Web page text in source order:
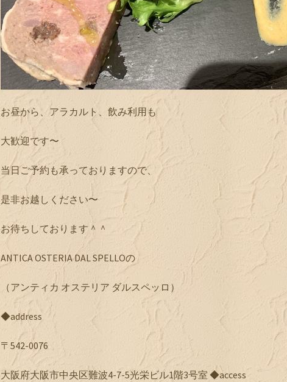
お昼から、アラカルト、飲み利用も
大歓迎です〜
当日ご予約も承っておりますので、
是非お越しください〜
お待ちしております＾＾
ANTICA OSTERIA DAL SPELLOの
（アンティカ オステリア ダルスペッロ）
◆address
〒542-0076
大阪府大阪市中央区難波4-7-5光栄ビル1階3号室 ◆access